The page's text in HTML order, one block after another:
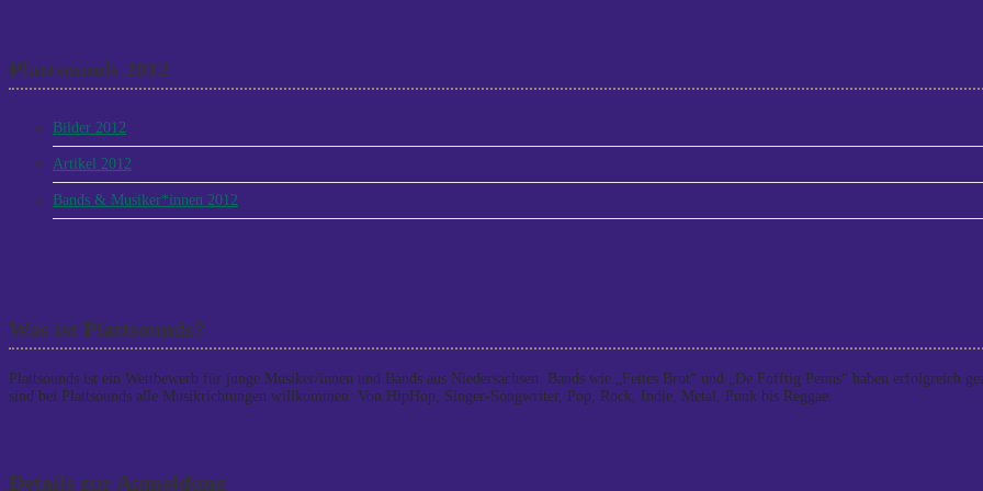
Plattsounds 2012
Bilder 2012
Artikel 2012
Bands & Musiker*innen 2012
Was ist Plattsounds?
Plattsounds ist ein Wettbewerb für junge Musiker/innen und Bands aus Niedersachsen. Bands wie „Fettes Brot“ und „De Fofftig Penns“ haben erfolgreich
sind bei Plattsounds alle Musikrichtungen willkommen: Von HipHop, Singer-Songwriter, Pop, Rock, Indie, Metal, Punk bis Reggae.
Details zur Anmeldung